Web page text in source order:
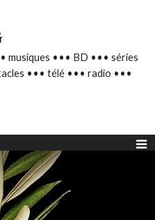
musiques ••• BD ••• séries
••• télé ••• radio •••